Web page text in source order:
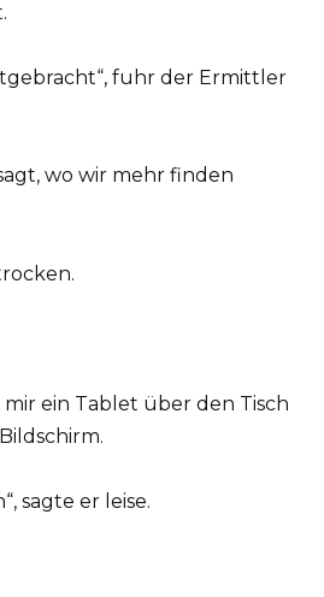
fuhr der Ermittler
wo wir mehr finden
ein Tablet über den Tisch
sagte er leise.